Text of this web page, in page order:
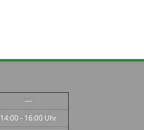
---
14:00 - 16:00 Uhr